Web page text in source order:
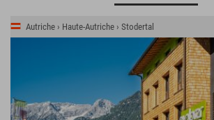
Autriche › Haute-Autriche › Stodertal